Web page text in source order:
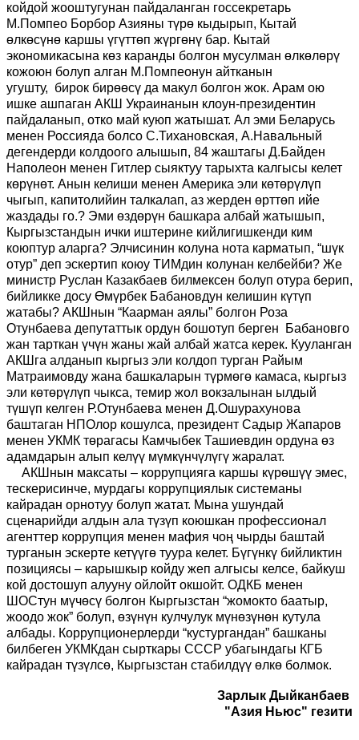
койдой жооштугунан пайдаланган госсекретарь
М.Помпео Борбор Азияны түрө кыдырып, Кытай
өлкөсүнө каршы үгүттөп жүргөнү бар. Кытай
экономикасына көз каранды болгон мусулман өлкөлөрү
кожоюн болуп алган М.Помпеонун айтканын
угушту, бирок бирөөсү да макул болгон жок. Арам ою
ишке ашпаган АКШ Украинанын клоун-президентин
пайдаланып, отко май куюп жатышат. Ал эми Беларусь
менен Россияда болсо С.Тихановская, А.Навальный
дегендерди колдоого алышып, 84 жаштагы Д.Байден
Наполеон менен Гитлер сыяктуу тарыхта калгысы келет
көрүнөт. Анын келиши менен Америка эли көтөрүлүп
чыгып, капитолийин талкалап, аз жерден өрттөп ийе
жаздады го.? Эми өздөрүн башкара албай жатышып,
Кыргызстандын ички иштерине кийлигишкенди ким
коюптур аларга? Элчисинин колуна нота карматып, “шүк
отур” деп эскертип коюу ТИМдин колунан келбейби? Же
министр Руслан Казакбаев билмексен болуп отура берип,
бийликке досу Өмүрбек Бабановдун келишин күтүп
жатабы? АКШнын “Каарман аялы” болгон Роза
Отунбаева депутаттык ордун бошотуп берген Бабановго
жан тарткан үчүн жаны жай албай жатса керек. Кууланган
АКШга алданып кыргыз эли колдоп турган Райым
Матраимовду жана башкаларын түрмөгө камаса, кыргыз
эли көтөрүлүп чыкса, темир жол вокзалынан ылдый
түшүп келген Р.Отунбаева менен Д.Ошурахунова
баштаган НПОлор кошулса, президент Садыр Жапаров
менен УКМК төрагасы Камчыбек Ташиевдин ордуна өз
адамдарын алып келүү мүмкүнчүлүгү жаралат.
АКШнын максаты – коррупцияга каршы күрөшүү эмес,
тескерисинче, мурдагы коррупциялык системаны
кайрадан орнотуу болуп жатат. Мына ушундай
сценарийди алдын ала түзүп коюшкан профессионал
агенттер коррупция менен мафия чоң чырды баштай
турганын эскерте кетүүгө туура келет. Бүгүнкү бийликтин
позициясы – карышкыр койду жеп алгысы келсе, байкуш
кой достошуп алууну ойлойт окшойт. ОДКБ менен
ШОСтун мүчөсү болгон Кыргызстан “жомокто баатыр,
жоодо жок” болуп, өзүнүн кулчулук мүнөзүнөн кутула
албады. Коррупционерлерди “кустургандан” башканы
билбеген УКМКдан сырткары СССР убагындагы КГБ
кайрадан түзүлсө, Кыргызстан стабилдүү өлкө болмок.
Зарлык Дыйканбаев
"Азия Ньюс" гезити